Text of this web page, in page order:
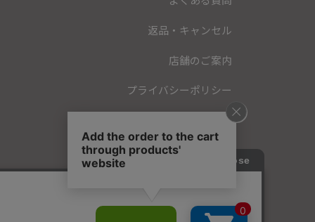
返品・キャンセル
店舗のご案内
プライバシーポリシー
特定商取引法に基づく表記